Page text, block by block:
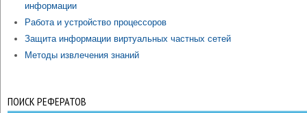
информации
Работа и устройство процессоров
Защита информации виртуальных частных сетей
Методы извлечения знаний
ПОИСК РЕФЕРАТОВ